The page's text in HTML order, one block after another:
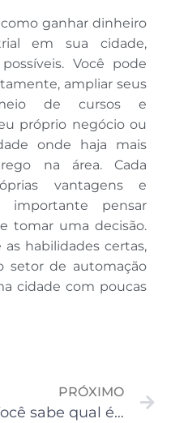
ganhar dinheiro
em sua cidade,
Você pode
ampliar seus
de cursos e
próprio negócio ou
onde haja mais
na área. Cada
vantagens e
importante pensar
tomar uma decisão.
habilidades certas,
setor de automação
cidade com poucas
PRÓXIMO
Você sabe qual é a diferença entre PLC e DCS?